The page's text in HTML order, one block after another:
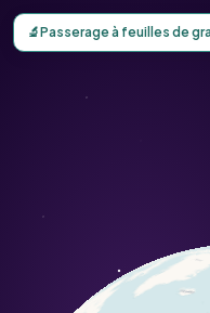
Carte d'observation du
🔬